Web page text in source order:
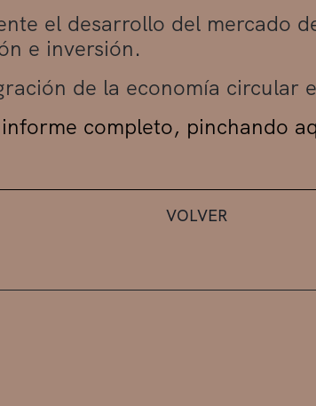
el desarrollo del mercado
e inversión.
de la economía circular
completo, pinchando
VOLVER